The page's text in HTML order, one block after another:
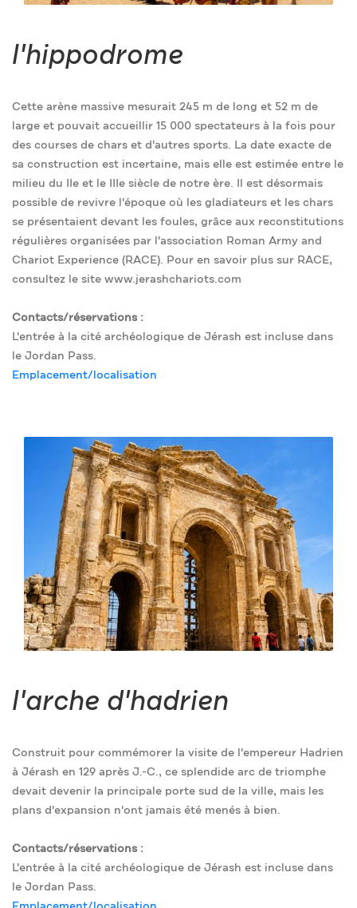
l'hippodrome
Cette arène massive mesurait 245 m de long et 52 m de
large et pouvait accueillir 15 000 spectateurs à la fois pour
des courses de chars et d'autres sports. La date exacte de
sa construction est incertaine, mais elle est estimée entre le
milieu du IIe et le IIIe siècle de notre ère. Il est désormais
possible de revivre l'époque où les gladiateurs et les chars
se présentaient devant les foules, grâce aux reconstitutions
régulières organisées par l'association Roman Army and
Chariot Experience (RACE). Pour en savoir plus sur RACE,
consultez le site www.jerashchariots.com
Contacts/réservations :
L'entrée à la cité archéologique de Jérash est incluse dans
le Jordan Pass.
Emplacement/localisation
l'arche d'hadrien
Construit pour commémorer la visite de l'empereur Hadrien
à Jérash en 129 après J.-C., ce splendide arc de triomphe
devait devenir la principale porte sud de la ville, mais les
plans d'expansion n'ont jamais été menés à bien.
Contacts/réservations :
L'entrée à la cité archéologique de Jérash est incluse dans
le Jordan Pass.